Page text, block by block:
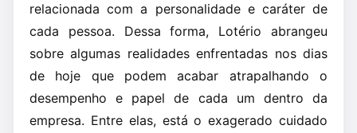
relacionada com a personalidade e caráter de
cada pessoa. Dessa forma, Lotério abrangeu
sobre algumas realidades enfrentadas nos dias
de hoje que podem acabar atrapalhando o
desempenho e papel de cada um dentro da
empresa. Entre elas, está o exagerado cuidado